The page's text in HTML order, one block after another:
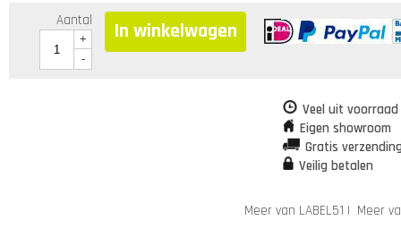
Aantal
+
-
In winkelwagen
Veel uit
Eigen showroom
Gratis
Veilig betalen
Meer van LABEL51 | Meer